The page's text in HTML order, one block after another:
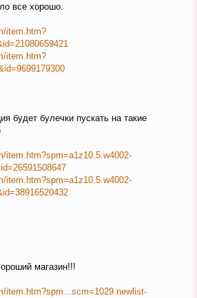
все хорошо.
item.htm?
item.htm?
будет булечки пускать на такие
item.htm?spm=a1z10.5.w4002-
item.htm?spm=a1z10.5.w4002-
магазин!!!
item.htm?spm...scm=1029.newlist-